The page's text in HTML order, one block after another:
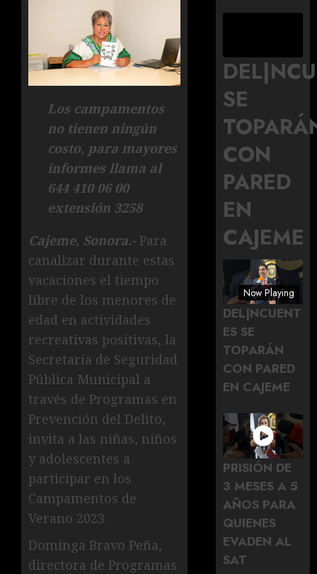
Los campamentos
no tienen ningún
costo, para mayores
informes llama al
644 410 06 00
extensión 3258
Cajeme, Sonora.- Para
canalizar durante estas
vacaciones el tiempo
libre de los menores de
edad en actividades
recreativas positivas, la
Secretaría de Seguridad
Pública Municipal a
través de Programas en
Prevención del Delito,
invita a las niñas, niños
y adolescentes a
participar en los
Campamentos de
Verano 2023.
Dominga Bravo Peña,
directora de Programas
SE
CON
PARED
EN
CAJEME
Now Playing
DEL|NCUENT
ES SE
TOPARÁN
CON PARED
EN CAJEME
PRISIÓN DE
3 MESES A 5
AÑOS PARA
QUIENES
EVADEN AL
SAT